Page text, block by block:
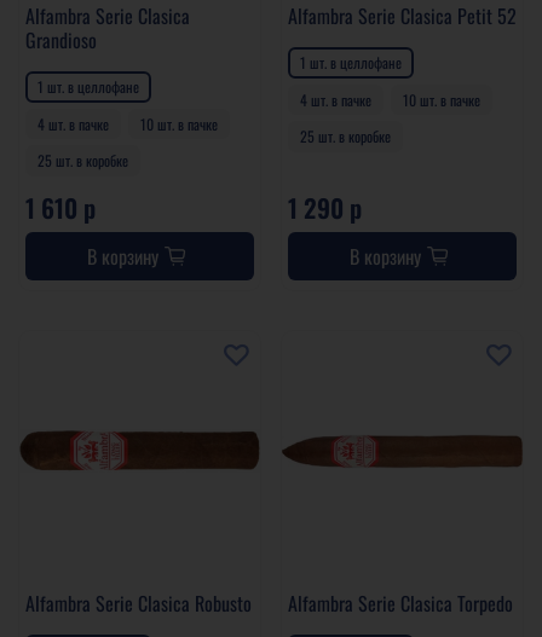
Alfambra Serie Clasica
Grandioso
1 шт. в целлофане
4 шт. в пачке
10 шт. в пачке
25 шт. в коробке
1 610 р
В корзину
Alfambra Serie Clasica Petit 52
1 шт. в целлофане
4 шт. в пачке
10 шт. в пачке
25 шт. в коробке
1 290 р
В корзину
Alfambra Serie Clasica Robusto Alfambra Serie Clasica Torpedo